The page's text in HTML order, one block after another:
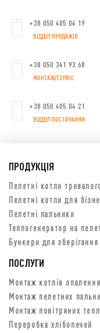
+38 050 405 04 19
ВІДДІЛ ПРОДАЖІВ
+38 050 341 93 68
МОНТАЖ/СЕРВІС
+38 050 405 04 21
ВІДДІЛ ПОСТАЧАННЯ
ПРОДУКЦІЯ
Пелетні котли
Пелетні котли для
Пелетні пальники
Теплогенератор на
Бункери для
ПОСЛУГИ
Монтаж котлів опалення
Монтаж пелетних
Монтаж повітряних
Переробка хлібопечей